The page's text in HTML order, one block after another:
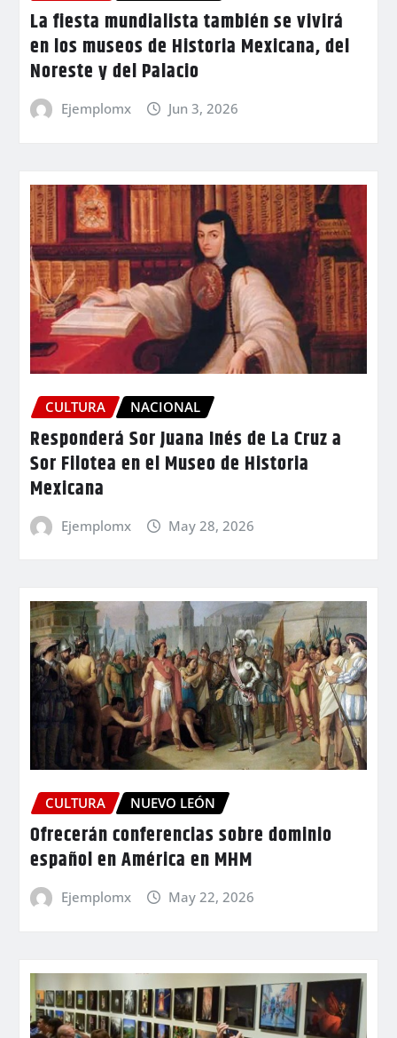
La fiesta mundialista también se vivirá
en los museos de Historia Mexicana, del
Noreste y del Palacio
Ejemplomx Jun 3, 2026
CULTURA NACIONAL
Responderá Sor Juana Inés de La Cruz a
Sor Filotea en el Museo de Historia
Mexicana
Ejemplomx May 28, 2026
CULTURA NUEVO LEÓN
Ofrecerán conferencias sobre dominio
español en América en MHM
Ejemplomx May 22, 2026